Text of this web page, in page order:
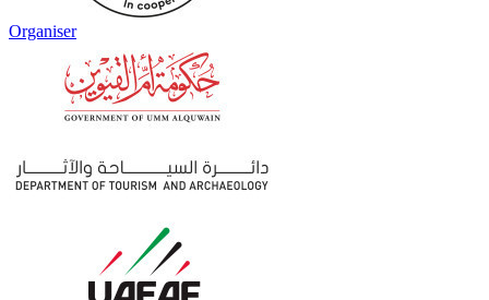
Organiser